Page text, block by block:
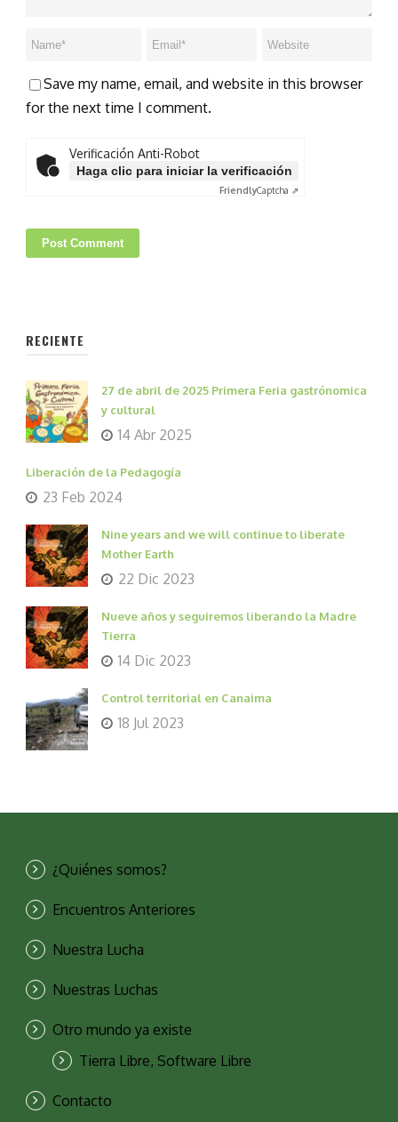
Save my name, email, and website in this browser
for the next time I comment.
Verificación Anti-Robot
Haga clic para iniciar la verificación
FriendlyCaptcha ⇗
RECIENTE
27 de abril de 2025 Primera Feria gastrónomica
y cultural
14 Abr 2025
Liberación de la Pedagogía
23 Feb 2024
Nine years and we will continue to liberate
Mother Earth
22 Dic 2023
Nueve años y seguiremos liberando la Madre
Tierra
14 Dic 2023
Control territorial en Canaima
18 Jul 2023
¿Quiénes somos?
Encuentros Anteriores
Nuestra Lucha
Nuestras Luchas
Otro mundo ya existe
Tierra Libre, Software Libre
Contacto